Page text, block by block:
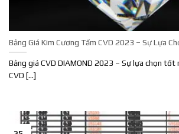
Bảng Giá Kim Cương Tấm CVD 2023 – Sự Lựa
Bảng giá CVD DIAMOND 2023 – Sự lựa chọn tốt
CVD [...]